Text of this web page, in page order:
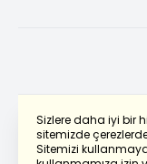
Sizlere daha iyi bir
sitemizde
Sitemizi
Powered by